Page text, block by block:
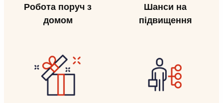
Робота поруч з
домом
Шанси на
підвищення